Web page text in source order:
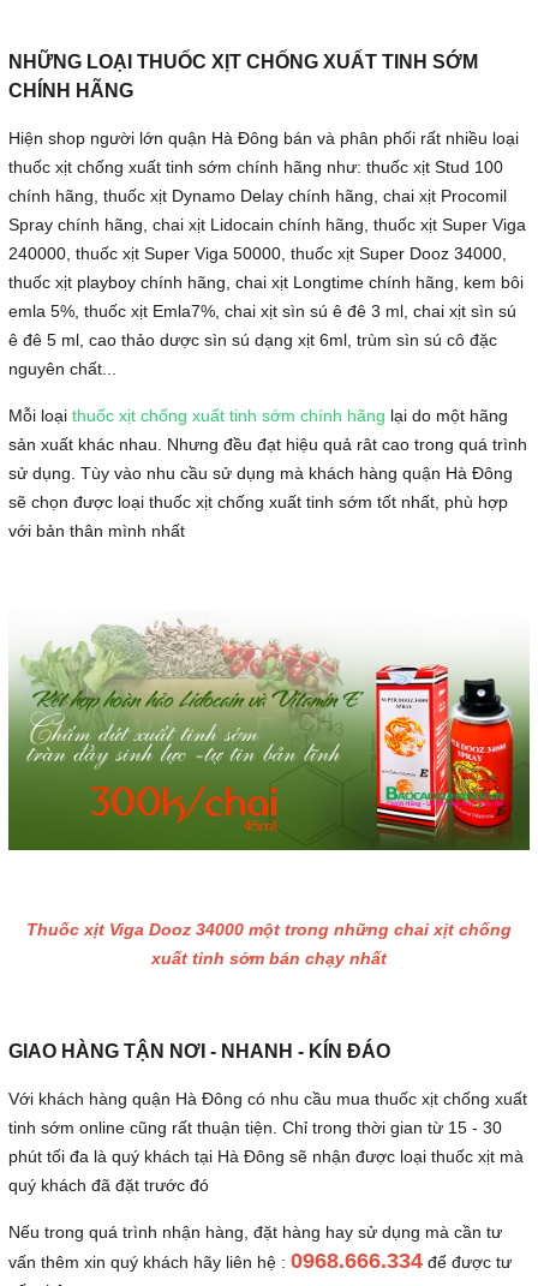
NHỮNG LOẠI THUỐC XỊT CHỐNG XUẤT TINH SỚM
CHÍNH HÃNG
Hiện shop người lớn quận Hà Đông bán và phân phối rất nhiều loại
thuốc xịt chống xuất tinh sớm chính hãng như: thuốc xịt Stud 100
chính hãng, thuốc xịt Dynamo Delay chính hãng, chai xịt Procomil
Spray chính hãng, chai xịt Lidocain chính hãng, thuốc xịt Super Viga
240000, thuốc xịt Super Viga 50000, thuốc xịt Super Dooz 34000,
thuốc xịt playboy chính hãng, chai xịt Longtime chính hãng, kem bôi
emla 5%, thuốc xịt Emla7%, chai xịt sìn sú ê đê 3 ml, chai xịt sìn sú
ê đê 5 ml, cao thảo dược sìn sú dạng xịt 6ml, trùm sìn sú cô đặc
nguyên chất...
Mỗi loại thuốc xịt chống xuất tinh sớm chính hãng lại do một hãng
sản xuất khác nhau. Nhưng đều đạt hiệu quả rât cao trong quá trình
sử dụng. Tùy vào nhu cầu sử dụng mà khách hàng quận Hà Đông
sẽ chọn được loại thuốc xịt chống xuất tinh sớm tốt nhất, phù hợp
với bản thân mình nhất
Thuốc xịt Viga Dooz 34000 một trong những chai xịt chống
xuất tinh sớm bán chạy nhất
GIAO HÀNG TẬN NƠI - NHANH - KÍN ĐÁO
Với khách hàng quận Hà Đông có nhu cầu mua thuốc xịt chống xuất
tinh sớm online cũng rất thuận tiện. Chỉ trong thời gian từ 15 - 30
phút tối đa là quý khách tại Hà Đông sẽ nhận được loại thuốc xịt mà
quý khách đã đặt trước đó
Nếu trong quá trình nhận hàng, đặt hàng hay sử dụng mà cần tư
vấn thêm xin quý khách hãy liên hệ : 0968.666.334 để được tư